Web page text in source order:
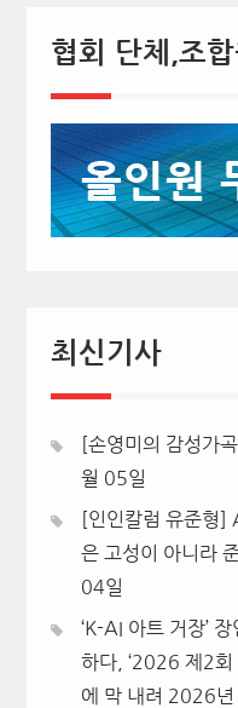
협회 단체,조
최신기사
[손영미의 감성가
월 05일
[인인칼럼 유준형]
은 고성이 아니라
04일
‘K-AI 아트 거장’
하다, ‘2026 제2회
에 막 내려 2026년